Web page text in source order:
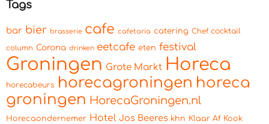
Tags
bar bier brasserie cafe cafetaria catering Chef cocktail
column Corona drinken eetcafe eten festival
Groningen Grote Markt Horeca
horecabeurs horecagroningen horeca
groningen HorecaGroningen.nl
Horecaondernemer Hotel Jos Beeres khn Klaar Af Kook